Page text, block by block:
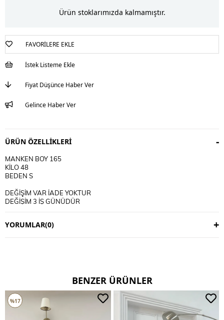
Ürün stoklarımızda kalmamıştır.
FAVORILERE EKLE
İstek Listeme Ekle
Fiyat Düşünce Haber Ver
Gelince Haber Ver
ÜRÜN ÖZELLIKLERI
MANKEN BOY 165
KİLO 48
BEDEN S
DEĞİŞİM VAR İADE YOKTUR
DEĞİŞİM 3 İŞ GÜNÜDÜR
KULLANIM TALİMATI
YORUMLAR(0)
BENZER ÜRÜNLER
%17